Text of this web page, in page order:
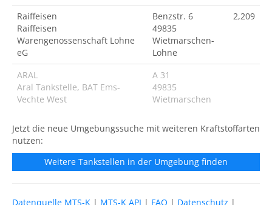
Raiffeisen
Raiffeisen
Warengenossenschaft Lohne
eG
Benzstr. 6
49835
Wietmarschen-
Lohne
2,209
ARAL
Aral Tankstelle, BAT Ems-
Vechte West
A 31
49835
Wietmarschen
Jetzt die neue Umgebungssuche mit weiteren Kraftstoffarten
nutzen:
Weitere Tankstellen in der Umgebung finden
Datenquelle MTS-K | MTS-K API | FAQ | Datenschutz |